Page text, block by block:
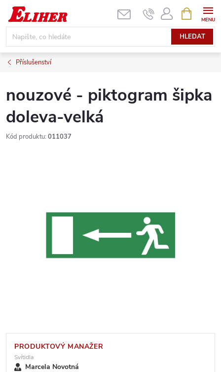
Přejít
obsah
HLEDAT
NÁKUPNÍ
KOŠÍK
Příslušenství
nouzové - piktogram šipka
doleva-velká
Kód produktu: 011037
PRODUKTOVÝ MANAŽER
Svítidla
Marcela Novotná